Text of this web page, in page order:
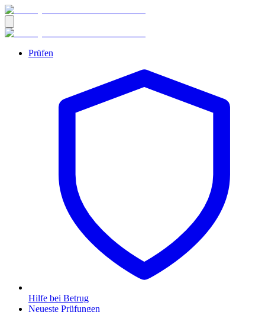
Prüfen
Hilfe bei Betrug
Neueste Prüfungen